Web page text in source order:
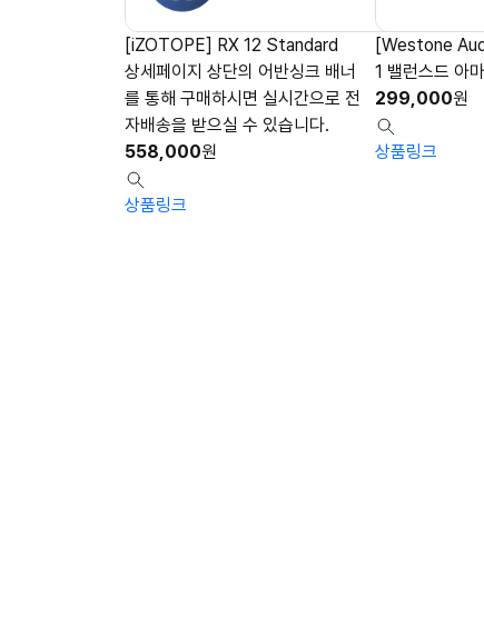
[iZOTOPE] RX 12 Standard
상세페이지 상단의 어반싱크 배너
를 통해 구매하시면 실시간으로 전
자배송을 받으실 수 있습니다.
558,000원
상품링크
[Westone
1 밸런스드 아
299,000원
상품링크